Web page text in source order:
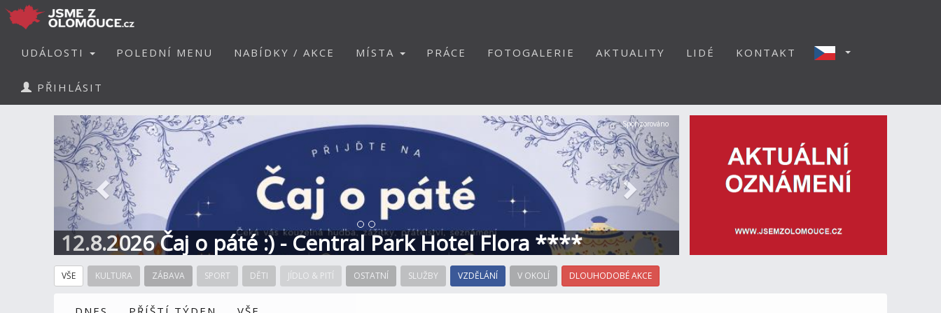
UDÁLOSTI POLEDNÍ MENU NABÍDKY / AKCE MÍSTA PRÁCE FOTOGALERIE AKTUALITY LIDÉ KONTAKT
PŘIHLÁSIT
12.8.2026 Čaj o páté :) - Central Park Hotel Flora ****
Předchozí Další
Sponzorováno
VŠE KULTURA ZÁBAVA SPORT DĚTI JÍDLO & PITÍ OSTATNÍ SLUŽBY VZDĚLÁNÍ V OKOLÍ DLOUHODOBÉ AKCE